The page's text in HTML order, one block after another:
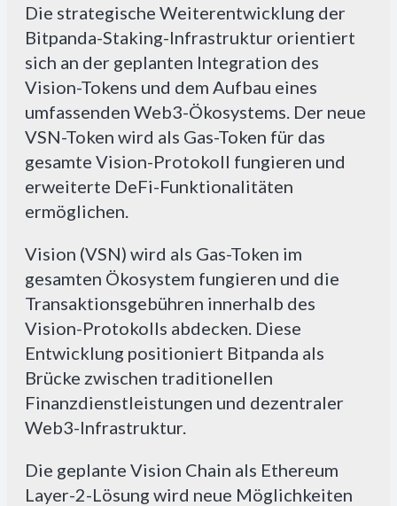
Die strategische Weiterentwicklung der
Bitpanda-Staking-Infrastruktur orientiert
sich an der geplanten Integration des
Vision-Tokens und dem Aufbau eines
umfassenden Web3-Ökosystems. Der neue
VSN-Token wird als Gas-Token für das
gesamte Vision-Protokoll fungieren und
erweiterte DeFi-Funktionalitäten
ermöglichen.
Vision (VSN) wird als Gas-Token im
gesamten Ökosystem fungieren und die
Transaktionsgebühren innerhalb des
Vision-Protokolls abdecken. Diese
Entwicklung positioniert Bitpanda als
Brücke zwischen traditionellen
Finanzdienstleistungen und dezentraler
Web3-Infrastruktur.
Die geplante Vision Chain als Ethereum
Layer-2-Lösung wird neue Möglichkeiten